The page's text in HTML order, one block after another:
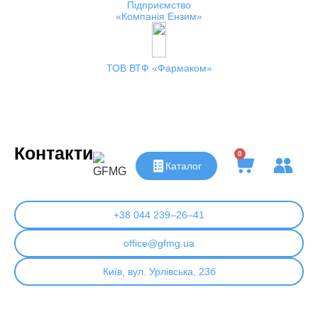
Підприємство
Компанія Ензим
ТОВ ВТФ Фармаком
Контакти
Каталог
0
+38 044 239–26–41
office@gfmg.ua
Київ, вул. Урлівська, 23б